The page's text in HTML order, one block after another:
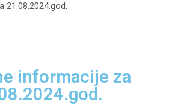
21.08.2024.god.
informacije za